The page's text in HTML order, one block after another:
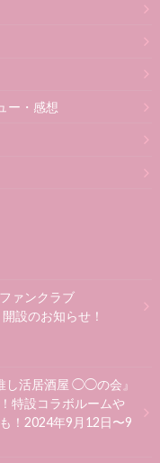
ー・感想
ァンクラブ
設のお知らせ！
し活居酒屋 ◯◯の会』
特設コラボルームや
！2024年9月12日〜9